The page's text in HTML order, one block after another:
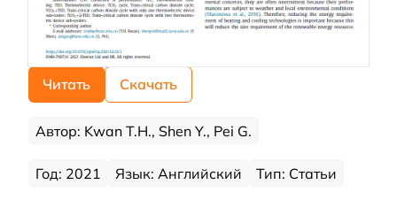
Читать Скачать
Автор: Kwan T.H., Shen Y., Pei G.
Год: 2021 Язык: Английский Тип: Статьи